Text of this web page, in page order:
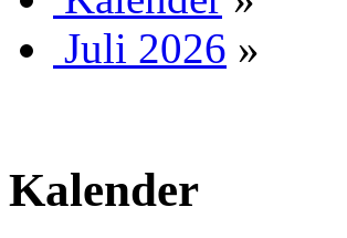
Juli 2026 »
Kalender